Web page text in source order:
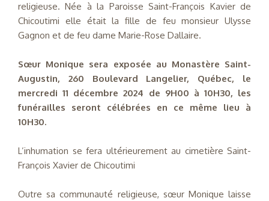
religieuse. Née à la Paroisse Saint-François Kavier de
Chicoutimi elle était la fille de feu monsieur Ulysse
Gagnon et de feu dame Marie-Rose Dallaire.
Sœur Monique sera exposée au Monastère Saint-
Augustin, 260 Boulevard Langelier, Québec, le
mercredi 11 décembre 2024 de 9H00 à 10H30, les
funérailles seront célébrées en ce même lieu à
10H30.
L’inhumation se fera ultérieurement au cimetière Saint-
François Xavier de Chicoutimi
Outre sa communauté religieuse, sœur Monique laisse